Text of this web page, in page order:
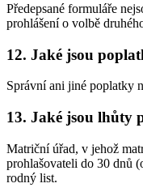
Předepsané formuláře
prohlášení o volbě
12. Jaké jsou
Správní ani jiné poplatky
13. Jaké jsou lhůty
Matriční úřad, v jehož
prohlašovateli do 30 dnů
rodný list.